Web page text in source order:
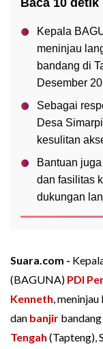
Baca 10 detik
Kepala
meninjau
bandang di
Desember
Sebagai
Desa
kesulitan
Bantuan
dan fasilitas
dukungan
Suara.com -
(BAGUNA) PDI
Kenneth,
dan banjir
Tengah (Tapteng),